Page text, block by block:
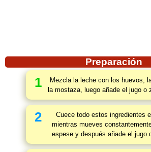
Preparación
1
Mezcla la leche con los huevos,
la mostaza, luego añade el jugo o
2
Cuece todo estos ingredientes
mientras mueves
espese y después añade el jugo